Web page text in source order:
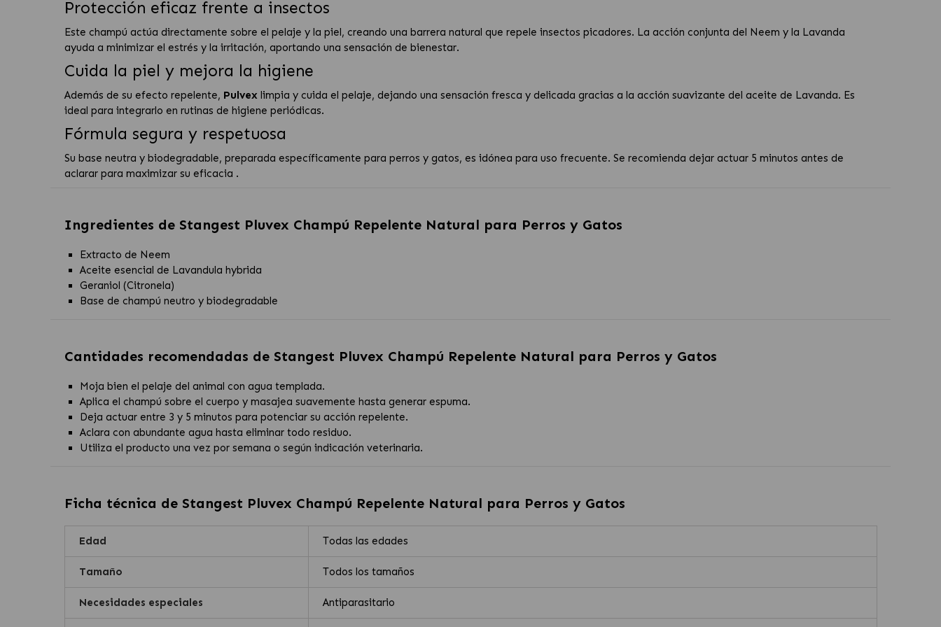
Protección eficaz frente a insectos
Este champú actúa directamente sobre el pelaje y la piel, creando una barrera natural que repele insectos picadores. La acción conjunta del Neem y la Lavanda
ayuda a minimizar el estrés y la irritación, aportando una sensación de bienestar.
Cuida la piel y mejora la higiene
Además de su efecto repelente, Pulvexlimpia y cuida el pelaje, dejando una sensación fresca y delicada gracias a la acción suavizante del aceite de Lavanda. Es
ideal para integrarlo en rutinas de higiene periódicas.
Fórmula segura y respetuosa
Su base neutra y biodegradable, preparada específicamente para perros y gatos, es idónea para uso frecuente. Se recomienda dejar actuar 5 minutos antes de
aclarar para maximizar su eficacia .
Ingredientes de Stangest Pluvex Champú Repelente Natural para Perros y Gatos
Extracto de Neem
Aceite esencial de Lavandula hybrida
Geraniol (Citronela)
Base de champú neutro y biodegradable
Cantidades recomendadas de Stangest Pluvex Champú Repelente Natural para Perros y Gatos
Moja bien el pelaje del animal con agua templada.
Aplica el champú sobre el cuerpo y masajea suavemente hasta generar espuma.
Deja actuar entre 3 y 5 minutos para potenciar su acción repelente.
Aclara con abundante agua hasta eliminar todo residuo.
Utiliza el producto una vez por semana o según indicación veterinaria.
Ficha técnica de Stangest Pluvex Champú Repelente Natural para Perros y Gatos
Edad Todas las edades
Tamaño Todos los tamaños
Necesidades especiales Antiparasitario